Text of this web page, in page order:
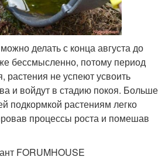
делать с конца августа до
бессмысленно, потому период
растения не успеют усвоить
и войдут в стадию покоя. Больше
подкормкой растениям легко
процессы роста и помешав
FORUMHOUSE